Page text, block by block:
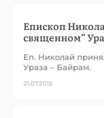
Епископ
священном”
Еп. Николай
Ураза – Байрам.
21.07.2015